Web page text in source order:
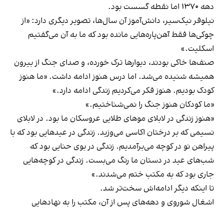
دهه ۱۳۷۰ اما نقطه گسست بود.
نیلوفر نیک‌سیر، دانش‌آموز آن سال‌ها، تصویر دیگری دارد: «از
چوکی‌ها فقط آهن‌پاره‌هایی مانده بود که ما به آن می‌گفتیم
اسکلیت.»
صنف‌ها خاکی بودند، دیوارها ترک خورده، و صدای جنگ از بیرون
همیشه شنیده می‌شد. اما درس هنوز ادامه داشت. «ما هنوز
کودک بودیم. هنوز فکر می‌کردیم زندگی ادامه دارد.»
«ما کودکان هنوز جنگ را نمی‌شناختیم.»
«هنوز زندگی در لابلای موهای طلایی عروسکان ما بود. در لابلای
نسیمی که بر درختان اکاسی می‌وزید. زندگی در عیدهایی بود که با
پیراهن نو در کوچه می‌برآمدیم. زندگی در بوی حنایی بود که
شب‌های عید در دستان ما رنگ می‌بست. زندگی در کوچه‌هایی
جاری بود که به مکتب ختم می‌شدند.»
تا اینکه دیگر ادامه‌اش سخت‌تر شد.
اشغال شوروی و دهه‌های پس از آن، مکتب را به نهادهایی